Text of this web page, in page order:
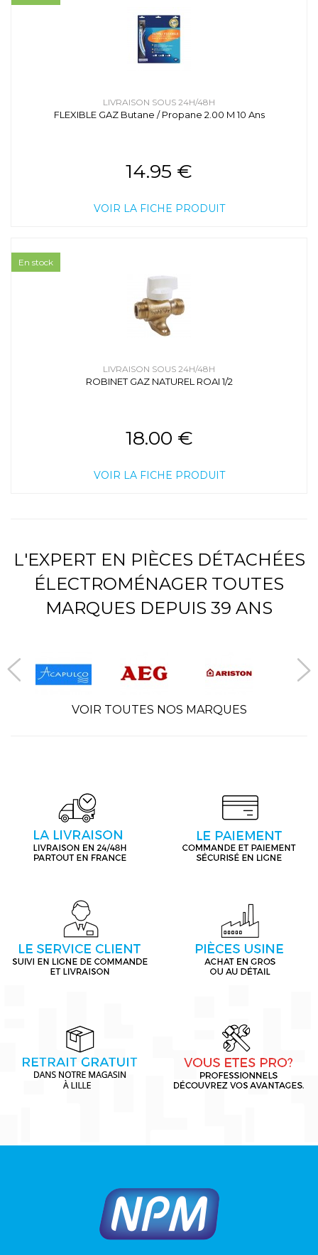
LIVRAISON SOUS 24H/48H
FLEXIBLE GAZ Butane / Propane 2.00 M 10 Ans
14.95 €
VOIR LA FICHE PRODUIT
LIVRAISON SOUS 24H/48H
ROBINET GAZ NATUREL ROAI 1/2
18.00 €
VOIR LA FICHE PRODUIT
En stock
L'EXPERT EN PIÈCES DÉTACHÉES
ÉLECTROMÉNAGER TOUTES
MARQUES DEPUIS 39 ANS
VOIR TOUTES NOS MARQUES